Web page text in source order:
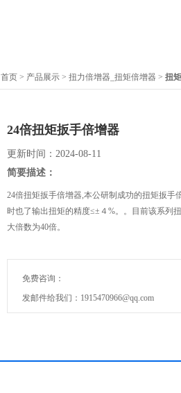
首页 > 产品展示 > 扭力倍增器_扭矩倍增器 > 扭
24倍扭矩扳手倍增器
更新时间：2024-08-11
简要描述：
24倍扭矩扳手倍增器,本公研制成功的扭矩扳手
时也了输出扭矩的精度≤±４%。。目前该系列
大倍数为40倍。
免费咨询：
发邮件给我们：1915470966@qq.com